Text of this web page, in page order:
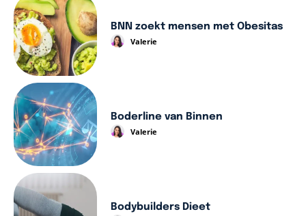
BNN zoekt mensen met Obesitas
Valerie
Boderline van Binnen
Valerie
Bodybuilders Dieet